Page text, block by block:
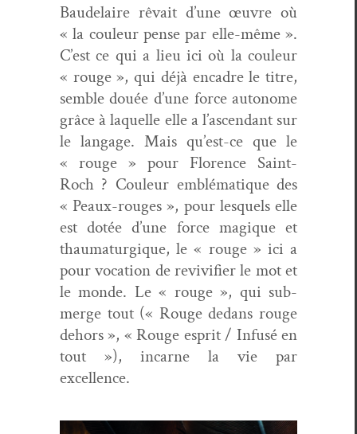
Baude­laire rêvait d’une œuvre où
« la couleur pense par elle-même ».
C’est ce qui a lieu ici où la couleur
« rouge », qui déjà encadre le titre,
sem­ble douée d’une force autonome
grâce à laque­lle elle a l’ascendant sur
le lan­gage. Mais qu’est-ce que le
« rouge » pour Flo­rence Saint-
Roch ? Couleur emblé­ma­tique des
« Peaux-rouges », pour lesquels elle
est dotée d’une force mag­ique et
thau­maturgique, le « rouge » ici a
pour voca­tion de reviv­i­fi­er le mot et
le monde. Le « rouge », qui sub­
merge tout (« Rouge dedans rouge
dehors », « Rouge esprit / Infusé en
tout »), incar­ne la vie par
excellence.